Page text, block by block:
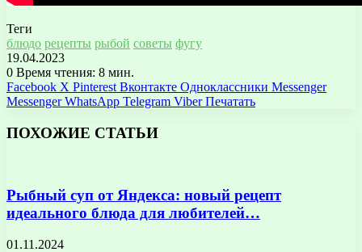
Теги
блюдо рецепты рыбой советы фугу
19.04.2023
0 Время чтения: 8 мин.
Facebook X Pinterest Вконтакте Одноклассники Messenger
Messenger WhatsApp Telegram Viber Печатать
ПОХОЖИЕ СТАТЬИ
Рыбный суп от Яндекса: новый рецепт
идеального блюда для любителей…
01.11.2024